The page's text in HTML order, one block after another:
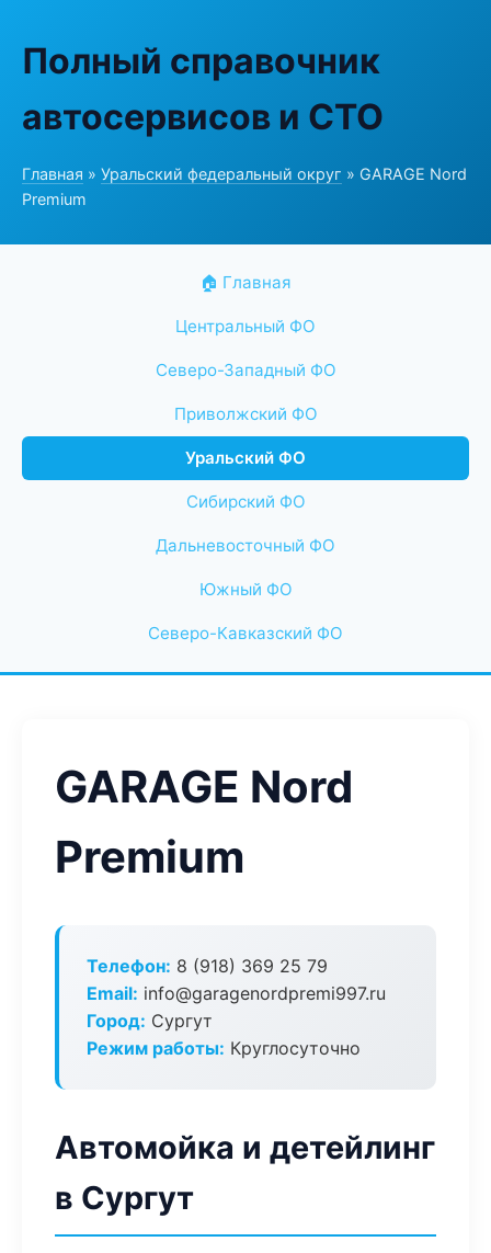
Полный справочник
автосервисов и СТО
Главная » Уральский федеральный округ » GARAGE Nord
Premium
🏠 Главная
Центральный ФО
Северо-Западный ФО
Приволжский ФО
Уральский ФО
Сибирский ФО
Дальневосточный ФО
Южный ФО
Северо-Кавказский ФО
GARAGE Nord
Premium
Телефон: 8 (918) 369 25 79
Email: info@garagenordpremi997.ru
Город: Сургут
Режим работы: Круглосуточно
Автомойка и детейлинг
в Сургут